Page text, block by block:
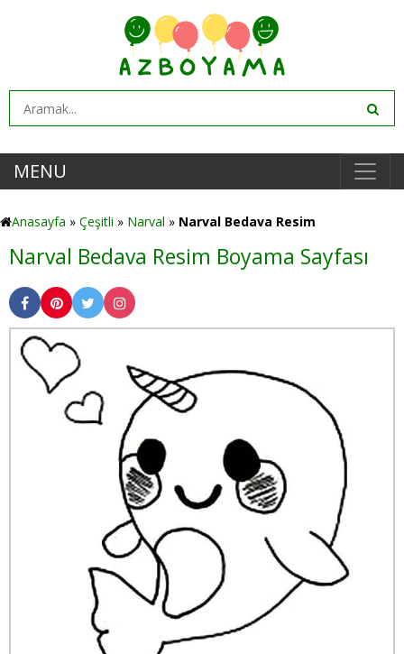
MENU
Anasayfa » Çeşitli » Narval » Narval Bedava Resim
Narval Bedava Resim Boyama Sayfası